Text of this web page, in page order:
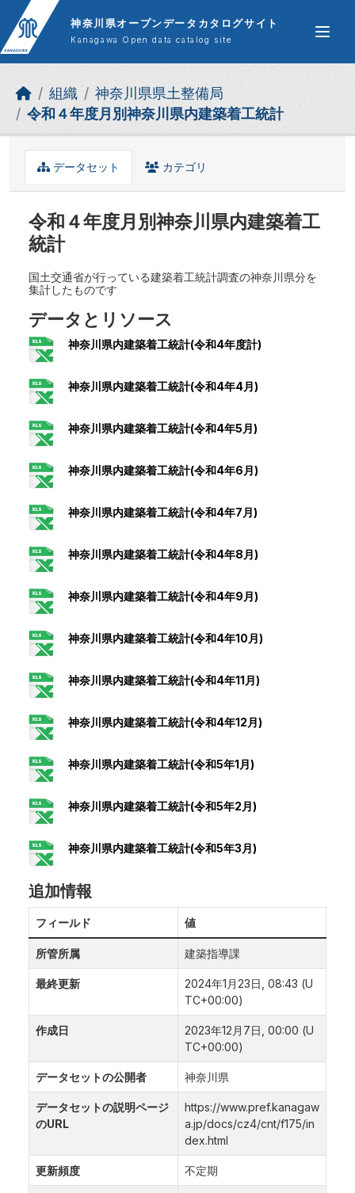
Skip to main content
神奈川県オープンデータカタログサイト
Kanagawa Open data catalog site
組織
神奈川県県土整備局
令和４年度月別神奈川県内建築着工統計
データセット カテゴリ
令和４年度月別神奈川県内建築着工
統計
国土交通省が行っている建築着工統計調査の神奈川県分を
集計したものです
データとリソース
神奈川県内建築着工統計(令和4年度計)
神奈川県内建築着工統計(令和4年4月)
神奈川県内建築着工統計(令和4年5月)
神奈川県内建築着工統計(令和4年6月)
神奈川県内建築着工統計(令和4年7月)
神奈川県内建築着工統計(令和4年8月)
神奈川県内建築着工統計(令和4年9月)
神奈川県内建築着工統計(令和4年10月)
神奈川県内建築着工統計(令和4年11月)
神奈川県内建築着工統計(令和4年12月)
神奈川県内建築着工統計(令和5年1月)
神奈川県内建築着工統計(令和5年2月)
神奈川県内建築着工統計(令和5年3月)
追加情報
フィールド 値
所管所属 建築指導課
最終更新
2024年1月23日, 08:43 (U
TC+00:00)
作成日
2023年12月7日, 00:00 (U
TC+00:00)
データセットの公開者 神奈川県
データセットの説明ページ
のURL
https://www.pref.kanagaw
a.jp/docs/cz4/cnt/f175/in
dex.html
更新頻度 不定期